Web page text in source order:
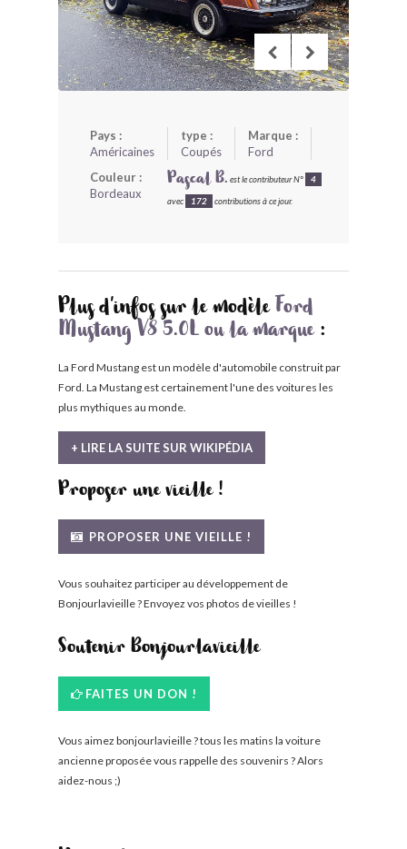
Pays :
Américaines
type :
Coupés
Marque :
Ford
Couleur :
Bordeaux
Pascal B. est le contributeur N° 4
avec 172 contributions à ce jour.
Plus d'infos sur le modèle Ford
Mustang V8 5.0L ou la marque:
La Ford Mustang est un modèle d'automobile construit par
Ford. La Mustang est certainement l'une des voitures les
plus mythiques au monde.
+ LIRE LA SUITE SUR WIKIPÉDIA
Proposer une vieille !
PROPOSER UNE VIEILLE !
Vous souhaitez participer au développement de
Bonjourlavieille ? Envoyez vos photos de vieilles !
Soutenir Bonjourlavieille
FAITES UN DON !
Vous aimez bonjourlavieille ? tous les matins la voiture
ancienne proposée vous rappelle des souvenirs ? Alors
aidez-nous ;)